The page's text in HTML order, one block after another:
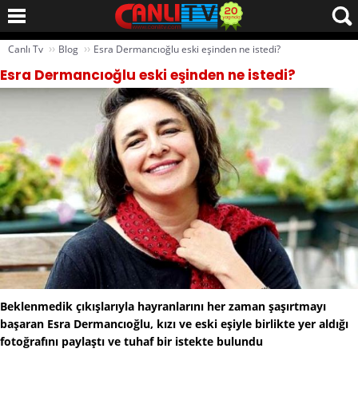
Canlı Tv ›› Blog ›› Esra Dermancıoğlu eski eşinden ne istedi?
Esra Dermancıoğlu eski eşinden ne istedi?
Beklenmedik çıkışlarıyla hayranlarını her zaman şaşırtmayı
başaran Esra Dermancıoğlu, kızı ve eski eşiyle birlikte yer aldığı
fotoğrafını paylaştı ve tuhaf bir istekte bulundu